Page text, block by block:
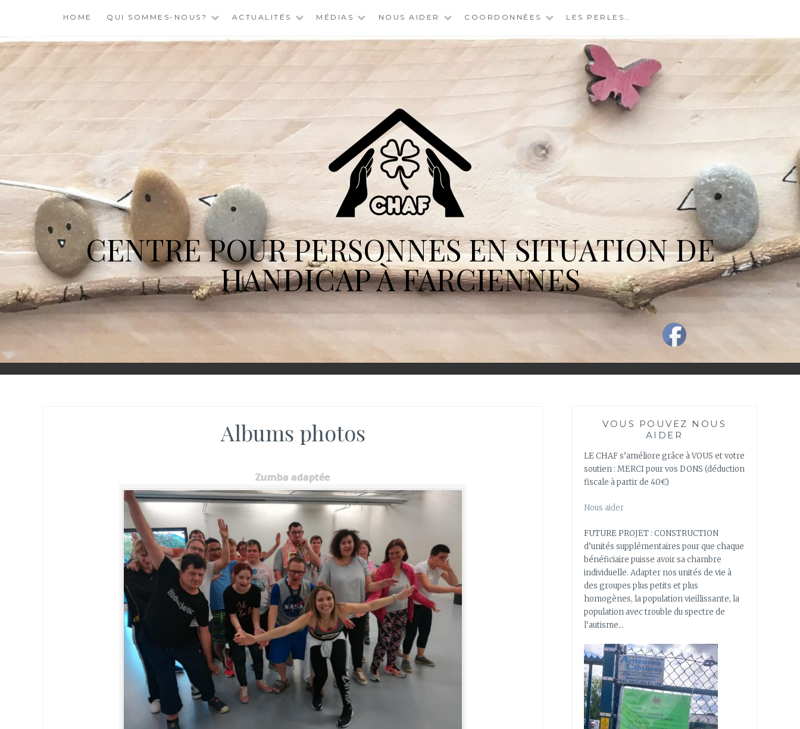
content
HOME QUI SOMMES-NOUS? ACTUALITÉS MÉDIAS NOUS AIDER COORDONNÉES LES PERLES…
CENTRE POUR PERSONNES EN SITUATION DE
HANDICAP À FARCIENNES
Albums photos
Zumba adaptée
VOUS POUVEZ NOUS
AIDER
LE CHAF s’améliore grâce à VOUS et votre
soutien : MERCI pour vos DONS (déduction
fiscale à partir de 40€)
Nous aider
FUTURE PROJET : CONSTRUCTION
d’unités supplémentaires pour que chaque
bénéficiaire puisse avoir sa chambre
individuelle. Adapter nos unités de vie à
des groupes plus petits et plus
homogènes, la population vieillissante, la
population avec trouble du spectre de
l’autisme…